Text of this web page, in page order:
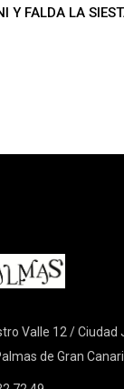
Y FALDA LA
Valle 12 / Ciudad
de Gran